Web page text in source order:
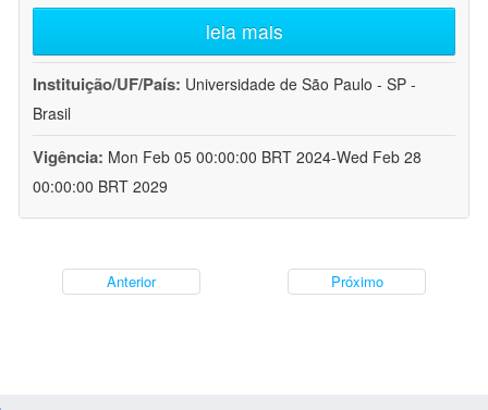
leia mais
Instituição/UF/País: Universidade de São Paulo - SP -
Brasil
Vigência: Mon Feb 05 00:00:00 BRT 2024-Wed Feb 28
00:00:00 BRT 2029
Anterior Próximo